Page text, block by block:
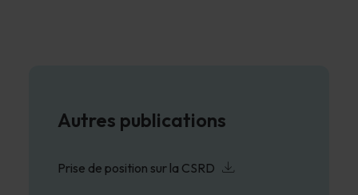
Autres publications
Prise de position sur la CSRD